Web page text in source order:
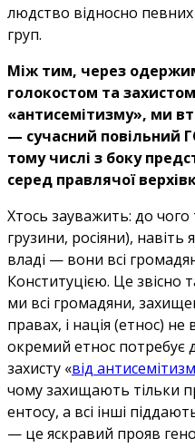
людство відносно певних
груп.
Між тим, через
голокостом та
«антисемітизму», ми
— сучасний повільний
тому числі з боку
серед правлячої
Хтось зауважить: до чого
грузини, росіяни),
владі — вони всі
Конституцією. Це звісно
ми всі громадяни,
правах, і нація (етнос)
окремий етнос потребує
захисту «від
чому захищають тільки
ентосу, а всі інші
— це яскравий прояв